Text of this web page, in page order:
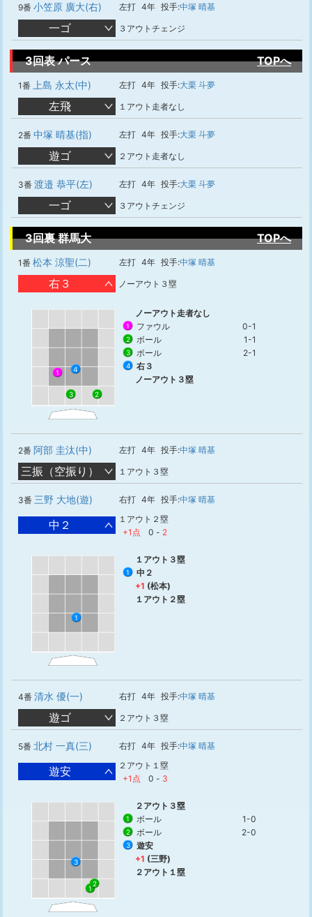
9番 小笠原 廣大(右) 左打 4年 投手:中塚 晴基
一ゴ ３アウトチェンジ
3回表 パース TOPへ
1番 上島 永太(中) 左打 4年 投手:大栗 斗夢
左飛 １アウト走者なし
2番 中塚 晴基(指) 左打 4年 投手:大栗 斗夢
遊ゴ ２アウト走者なし
3番 渡邉 恭平(左) 左打 4年 投手:大栗 斗夢
一ゴ ３アウトチェンジ
3回裏 群馬大 TOPへ
1番 松本 涼聖(二) 左打 4年 投手:中塚 晴基
右３ ノーアウト３塁
1
2
3
4
ノーアウト走者なし
1 ファウル 0-1
2 ボール 1-1
3 ボール 2-1
4
右３
ノーアウト３塁
2番 阿部 圭汰(中) 左打 4年 投手:中塚 晴基
三振（空振り） １アウト３塁
3番 三野 大地(遊) 右打 4年 投手:中塚 晴基
中２
１アウト２塁
+1点
0 - 2
1
１アウト３塁
1
中２
+1 (松本)
１アウト２塁
4番 清水 優(一) 右打 4年 投手:中塚 晴基
遊ゴ ２アウト３塁
5番 北村 一真(三) 右打 4年 投手:中塚 晴基
遊安
２アウト１塁
+1点
0 - 3
1
2
3
２アウト３塁
1 ボール 1-0
2 ボール 2-0
3
遊安
+1 (三野)
２アウト１塁